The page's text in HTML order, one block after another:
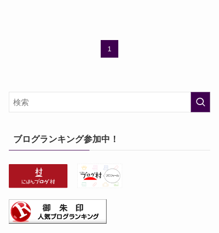
1
ブログランキング参加中！